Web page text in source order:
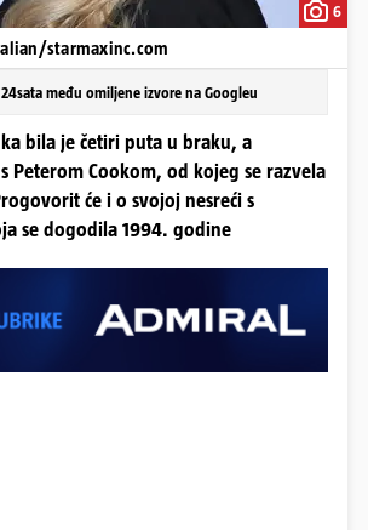
6
starmaxinc.com
među omiljene izvore na Googleu
bila je četiri puta u braku, a
Peterom Cookom, od kojeg se razvela
će i o svojoj nesreći s
se dogodila 1994. godine